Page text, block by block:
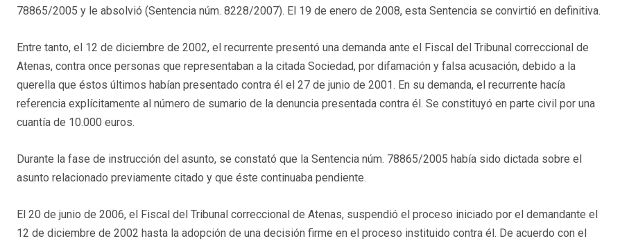
78865/2005 y le absolvió (Sentencia núm. 8228/2007). El 19 de enero de 2008, esta Sentencia se convirtió en definitiva.
Entre tanto, el 12 de diciembre de 2002, el recurrente presentó una demanda ante el Fiscal del Tribunal correccional de
Atenas, contra once personas que representaban a la citada Sociedad, por difamación y falsa acusación, debido a la
querella que éstos últimos habían presentado contra él el 27 de junio de 2001. En su demanda, el recurrente hacía
referencia explícitamente al número de sumario de la denuncia presentada contra él. Se constituyó en parte civil por una
cuantía de 10.000 euros.
Durante la fase de instrucción del asunto, se constató que la Sentencia núm. 78865/2005 había sido dictada sobre el
asunto relacionado previamente citado y que éste continuaba pendiente.
El 20 de junio de 2006, el Fiscal del Tribunal correccional de Atenas, suspendió el proceso iniciado por el demandante el
12 de diciembre de 2002 hasta la adopción de una decisión firme en el proceso instituido contra él. De acuerdo con el